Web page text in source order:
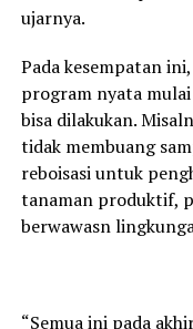
ujarnya.
Pada kesempatan
program nyata
bisa dilakukan.
tidak membuang
reboisasi untuk
tanaman produktif,
berwawasn
“Semua ini pada